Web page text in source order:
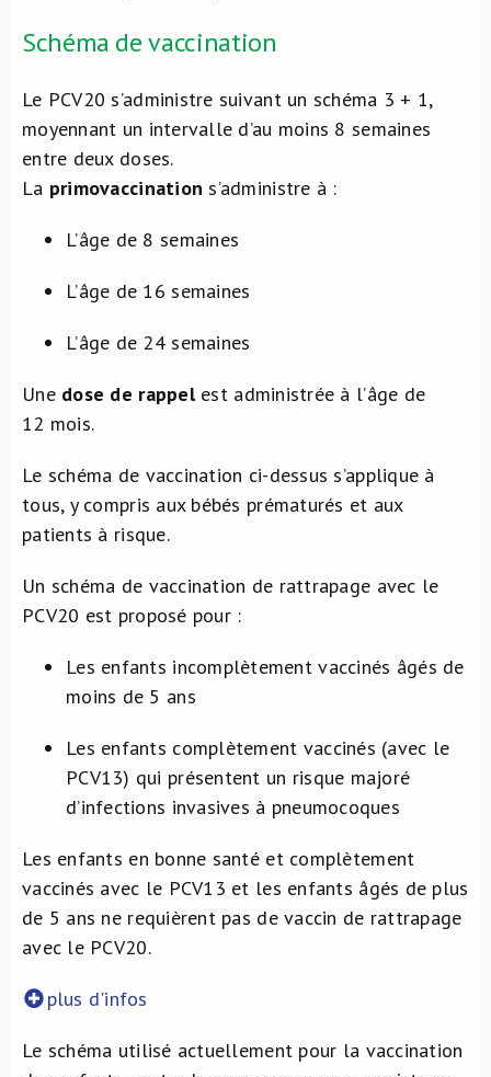
Schéma de vaccination
Le PCV20 s’administre suivant un schéma 3 + 1,
moyennant un intervalle d’au moins 8 semaines
entre deux doses.
La primovaccination s’administre à :
L’âge de 8 semaines
L’âge de 16 semaines
L’âge de 24 semaines
Une dose de rappelest administrée à l’âge de
12 mois.
Le schéma de vaccination ci-dessus s’applique à
tous, y compris aux bébés prématurés et aux
patients à risque.
Un schéma de vaccination de rattrapage avec le
PCV20 est proposé pour :
Les enfants incomplètement vaccinés âgés de
moins de 5 ans
Les enfants complètement vaccinés (avec le
PCV13) qui présentent un risque majoré
d’infections invasives à pneumocoques
Les enfants en bonne santé et complètement
vaccinés avec le PCV13 et les enfants âgés de plus
de 5 ans ne requièrent pas de vaccin de rattrapage
avec le PCV20.
plus d'infos
Le schéma utilisé actuellement pour la vaccination